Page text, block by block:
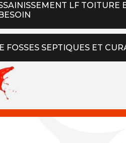
LF TOITURE
FOSSES SEPTIQUES ET